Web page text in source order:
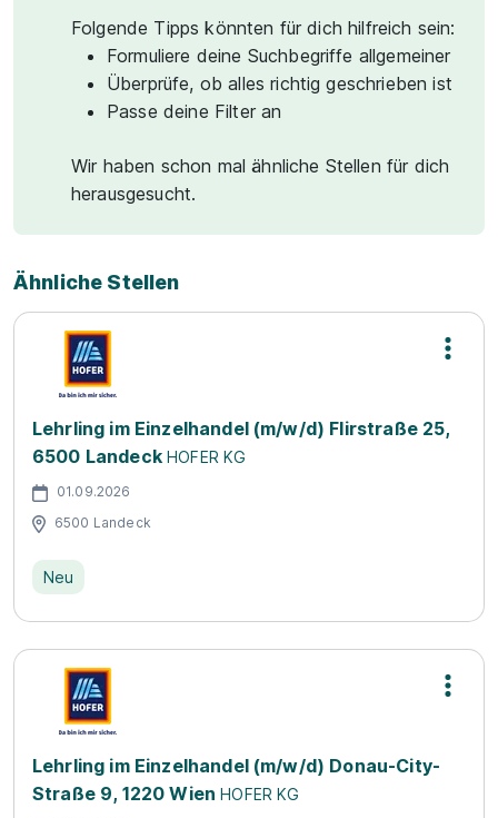
Folgende Tipps könnten für dich hilfreich sein:
Formuliere deine Suchbegriffe allgemeiner
Überprüfe, ob alles richtig geschrieben ist
Passe deine Filter an
Wir haben schon mal ähnliche Stellen für dich
herausgesucht.
Ähnliche Stellen
Lehrling im Einzelhandel (m/w/d) Flirstraße 25,
6500 Landeck HOFER KG
01.09.2026
6500 Landeck
Neu
Lehrling im Einzelhandel (m/w/d) Donau-City-
Straße 9, 1220 Wien HOFER KG